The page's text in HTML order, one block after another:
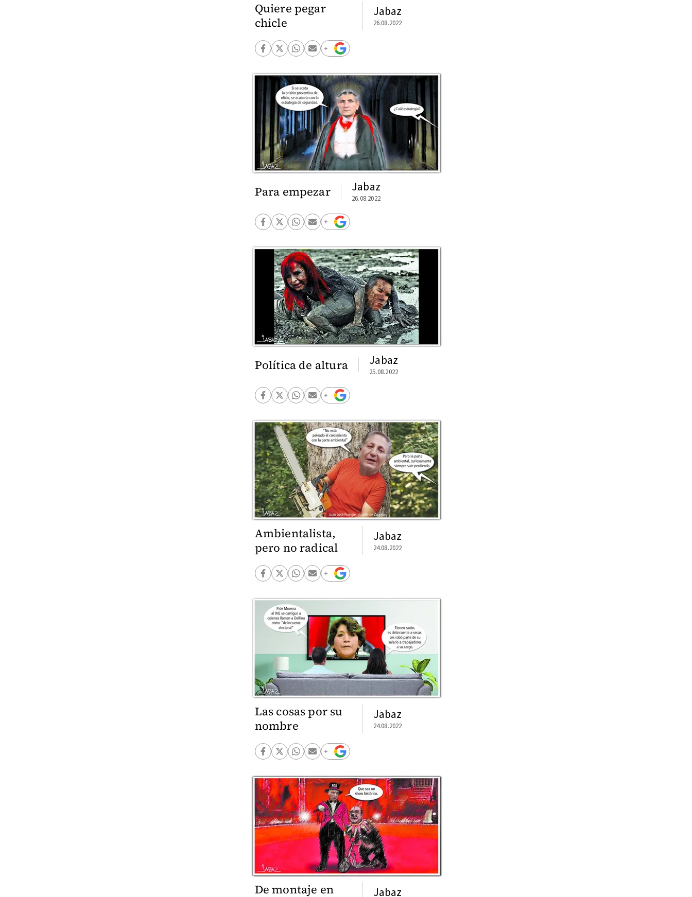
Quiere pegar
chicle
Jabaz
26.08.2022
Para empezar Jabaz
26.08.2022
Política de altura Jabaz
25.08.2022
Ambientalista,
pero no radical
Jabaz
24.08.2022
Las cosas por su
nombre
Jabaz
24.08.2022
De montaje en
Jabaz